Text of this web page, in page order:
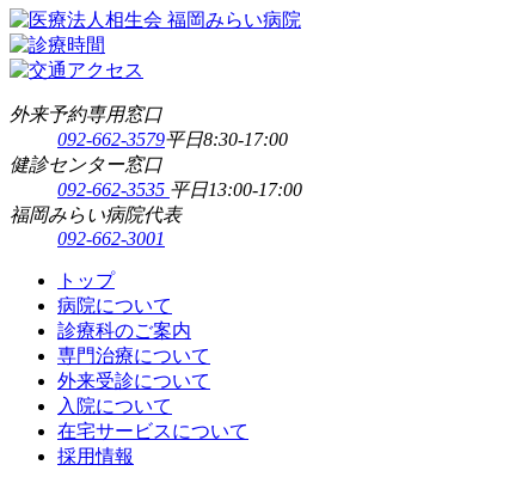
外来予約専用窓口
092-662-3579平日8:30-17:00
健診センター窓口
092-662-3535 平日13:00-17:00
福岡みらい病院代表
092-662-3001
トップ
病院について
診療科のご案内
専門治療について
外来受診について
入院について
在宅サービスについて
採用情報